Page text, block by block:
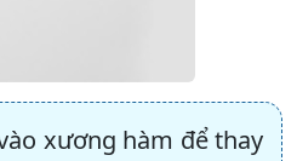
xương hàm để thay